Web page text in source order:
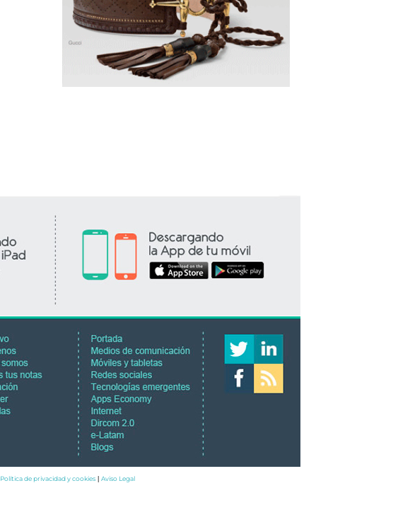
Política de privacidad y cookies Aviso Legal